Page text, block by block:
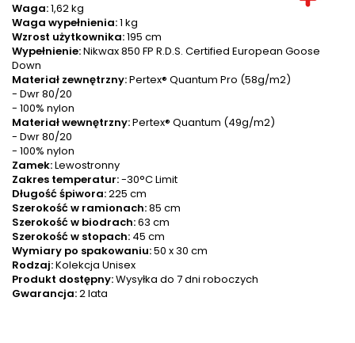
Waga:1,62 kg
Waga wypełnienia:1 kg
Wzrost użytkownika:195 cm
Wypełnienie:Nikwax 850 FP R.D.S. Certified European Goose
Down
Materiał zewnętrzny:Pertex® Quantum Pro (58g/m2)
- Dwr 80/20
- 100% nylon
Materiał wewnętrzny:Pertex® Quantum (49g/m2)
- Dwr 80/20
- 100% nylon
Zamek:Lewostronny
Zakres temperatur:-30°C Limit
Długość śpiwora:225 cm
Szerokość w ramionach:85 cm
Szerokość w biodrach:63 cm
Szerokość w stopach: 45 cm
Wymiary po spakowaniu:50 x 30 cm
Rodzaj:Kolekcja Unisex
Produkt dostępny:Wysyłka do 7 dni roboczych
Gwarancja:2 lata